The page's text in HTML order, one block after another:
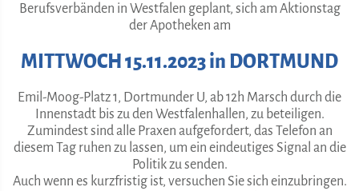
Berufsverbänden in Westfalen geplant, sich am Aktionstag
der Apotheken am
MITTWOCH 15.11.2023 in DORTMUND
Emil-Moog-Platz 1, Dortmunder U, ab 12h Marsch durch die
Innenstadt bis zu den Westfalenhallen, zu beteiligen.
Zumindest sind alle Praxen aufgefordert, das Telefon an
diesem Tag ruhen zu lassen, um ein eindeutiges Signal an die
Politik zu senden.
Auch wenn es kurzfristig ist, versuchen Sie sich einzubringen.